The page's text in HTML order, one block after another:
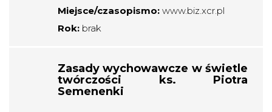
Miejsce/czasopismo: www.biz.xcr.pl
Rok: brak
Zasady wychowawcze w świetle
twórczości ks. Piotra
Semenenki